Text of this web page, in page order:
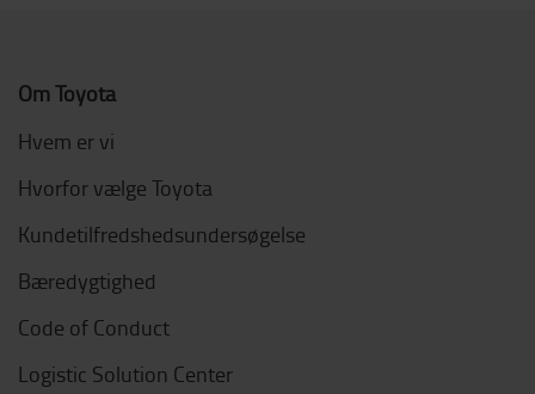
Om Toyota
Hvem er vi
Hvorfor vælge Toyota
Kundetilfredshedsundersøgelse
Bæredygtighed
Code of Conduct
Logistic Solution Center